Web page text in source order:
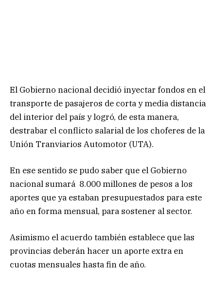
El Gobierno nacional decidió inyectar fondos en el
transporte de pasajeros de corta y media distancia
del interior del país y logró, de esta manera,
destrabar el conflicto salarial de los choferes de la
Unión Tranviarios Automotor (UTA).
En ese sentido se pudo saber que el Gobierno
nacional sumará 8.000 millones de pesos a los
aportes que ya estaban presupuestados para este
año en forma mensual, para sostener al sector.
Asimismo el acuerdo también establece que las
provincias deberán hacer un aporte extra en
cuotas mensuales hasta fin de año.